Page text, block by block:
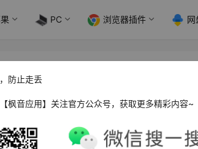
PC 浏览器插件 网
365 Admin_4.1.2.0
理员是一款可以免费查看和管理Microsoft
防止走丢
枫音应用】关注官方公众号，获取更多精彩内容~